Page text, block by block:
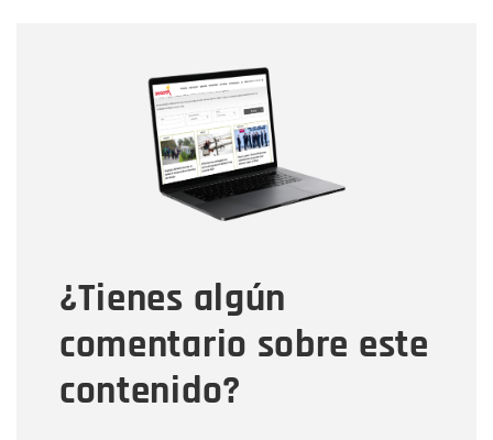
¿Tienes algún
comentario sobre este
contenido?
Correo electrónico
Tipo de comentario
Mensaje